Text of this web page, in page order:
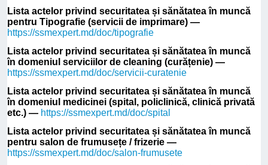
Lista actelor privind securitatea și sănătatea în muncă
pentru Tipografie (servicii de imprimare) —
https://ssmexpert.md/doc/tipografie
Lista actelor privind securitatea și sănătatea în muncă
în domeniul serviciilor de cleaning (curățenie) —
https://ssmexpert.md/doc/servicii-curatenie
Lista actelor privind securitatea și sănătatea în muncă
în domeniul medicinei (spital, policlinică, clinică privată
etc.) — https://ssmexpert.md/doc/spital
Lista actelor privind securitatea și sănătatea în muncă
pentru salon de frumusețe / frizerie —
https://ssmexpert.md/doc/salon-frumusete